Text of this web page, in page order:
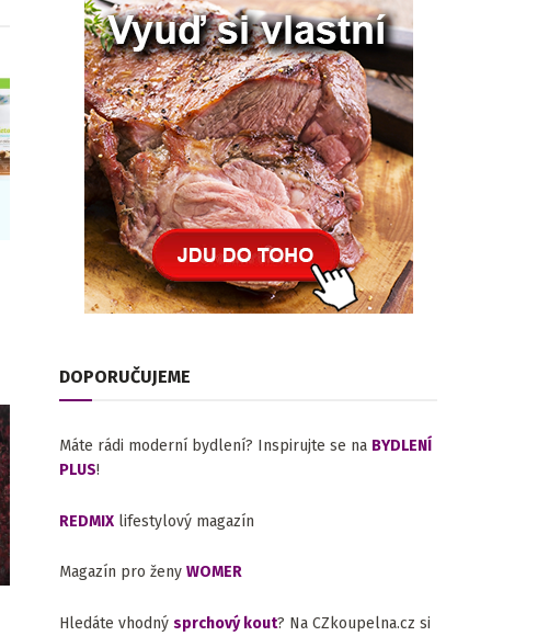
DOPORUČUJEME
Máte rádi moderní bydlení? Inspirujte se na BYDLENÍ
PLUS!
REDMIX lifestylový magazín
Magazín pro ženy WOMER
Hledáte vhodný sprchový kout? Na CZkoupelna.cz si